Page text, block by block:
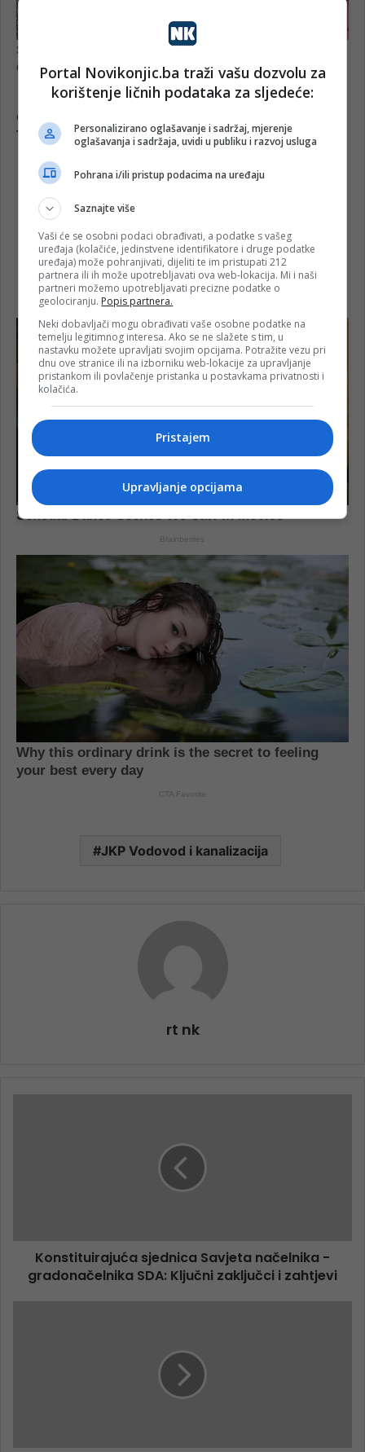
JKP Vodovod i kanalizacija
rt nk
Konstituirajuća sjednica Savjeta načelnika -
gradonačelnika SDA: Ključni zaključci i zahtjevi
Portal Novikonjic.ba traži vašu dozvolu za
korištenje ličnih podataka za sljedeće:
Personalizirano oglašavanje i sadržaj, mjerenje
oglašavanja i sadržaja, uvidi u publiku i razvoj usluga
Pohrana i/ili pristup podacima na uređaju
Saznajte više
Vaši će se osobni podaci obrađivati, a podatke s vašeg
uređaja (kolačiće, jedinstvene identifikatore i druge podatke
uređaja) može pohranjivati, dijeliti te im pristupati 212
partnera ili ih može upotrebljavati ova web-lokacija. Mi i naši
partneri možemo upotrebljavati precizne podatke o
geolociranju. Popis partnera.
Neki dobavljači mogu obrađivati vaše osobne podatke na
temelju legitimnog interesa. Ako se ne slažete s tim, u
nastavku možete upravljati svojim opcijama. Potražite vezu pri
dnu ove stranice ili na izborniku web-lokacije za upravljanje
pristankom ili povlačenje pristanka u postavkama privatnosti i
kolačića.
Pristajem
Upravljanje opcijama